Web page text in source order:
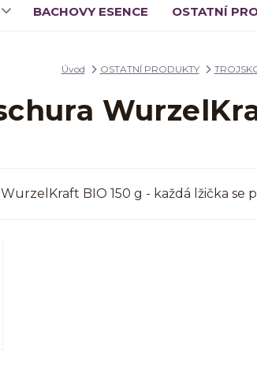
BACHOVY ESENCE OSTATNÍ
Úvod OSTATNÍ PRODUKTY